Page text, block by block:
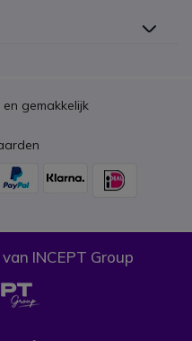
gemakkelijk
INCEPT Group